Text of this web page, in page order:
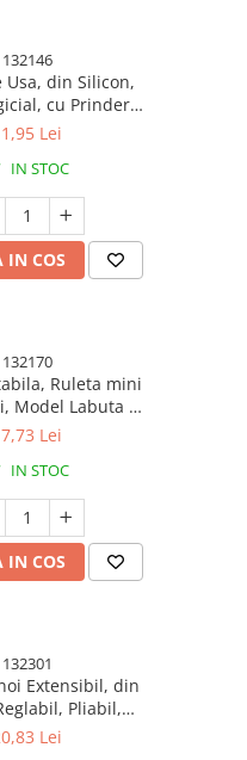
132146
din Silicon,
cu Prindere
Coliziune, 4x
Lei
IN STOC
IN COS
132170
Ruleta mini
Model Labuta de
Prindere, pentru
1.5m, Roz
Lei
IN STOC
IN COS
132301
Extensibil, din
Pliabil,
Bucatarie,
Lei